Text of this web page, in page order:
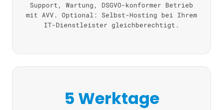
Support, Wartung, DSGVO-konformer Betrieb
mit AVV. Optional: Selbst-Hosting bei Ihrem
IT-Dienstleister gleichberechtigt.
5 Werktage